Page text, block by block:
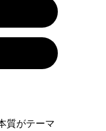
質がテーマ